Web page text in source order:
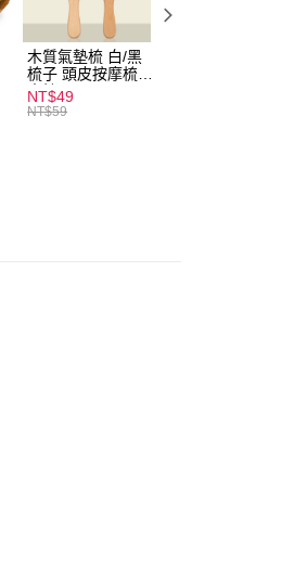
木質氣墊梳 白/黑
梳子 頭皮按摩梳
木梳
NT$49
NT$59